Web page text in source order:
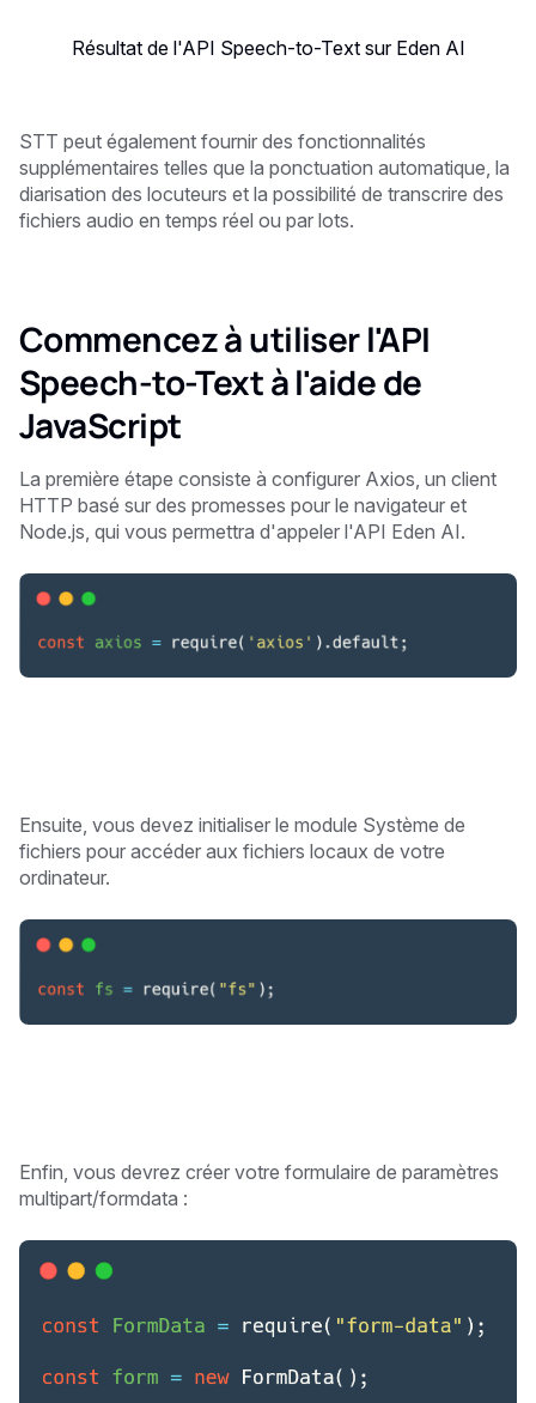
Résultat de l'API Speech-to-Text sur Eden AI
STT peut également fournir des fonctionnalités
supplémentaires telles que la ponctuation automatique, la
diarisation des locuteurs et la possibilité de transcrire des
fichiers audio en temps réel ou par lots.
Commencez à utiliser l'API
Speech-to-Text à l'aide de
JavaScript
La première étape consiste à configurer Axios, un client
HTTP basé sur des promesses pour le navigateur et
Node.js, qui vous permettra d'appeler l'API Eden AI.
Ensuite, vous devez initialiser le module Système de
fichiers pour accéder aux fichiers locaux de votre
ordinateur.
Enfin, vous devrez créer votre formulaire de paramètres
multipart/formdata :